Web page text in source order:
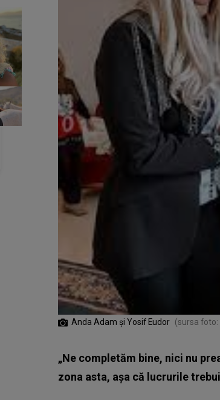
Anda Adam și Yosif Eudor (sursa foto:
„Ne completăm bine, nici nu
zona asta, așa că lucrurile